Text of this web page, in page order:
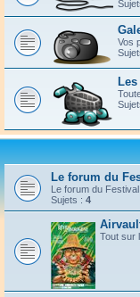
Vos
Le forum du
Le forum du
Sujets : 4
Tout sur